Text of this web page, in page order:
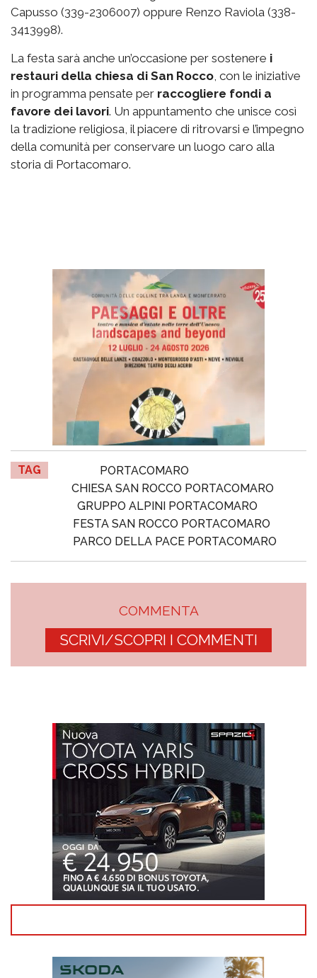
Capusso (339-2306007) oppure Renzo Raviola (338-
3413998).
La festa sarà anche un’occasione per sostenere i
restauri della chiesa di San Rocco, con le iniziative
in programma pensate per raccogliere fondi a
favore dei lavori. Un appuntamento che unisce così
la tradizione religiosa, il piacere di ritrovarsi e l’impegno
della comunità per conservare un luogo caro alla
storia di Portacomaro.
TAG
PORTACOMARO
CHIESA SAN ROCCO PORTACOMARO
GRUPPO ALPINI PORTACOMARO
FESTA SAN ROCCO PORTACOMARO
PARCO DELLA PACE PORTACOMARO
COMMENTA
SCRIVI/SCOPRI I COMMENTI